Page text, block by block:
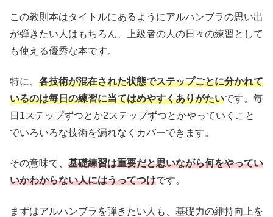
この教則本はタイトルにあるようにアルハンブラの思い出
が弾きたい人はもちろん、上級者の人の日々の練習として
も使える優秀な本です。
特に、 各技術が混在された状態でステップごとに分かれて
いるのは毎日の練習に当てはめやすくありがたいです。毎
日1ステップずつとか2ステップずつとかやっていくこと
でいろいろな技術を漏れなくカバーできます。
その意味で、 基礎練習は重要だと思いながら何をやってい
いかわからない人にはうってつけです。
まずはアルハンブラを弾きたい人も、基礎力の維持向上を